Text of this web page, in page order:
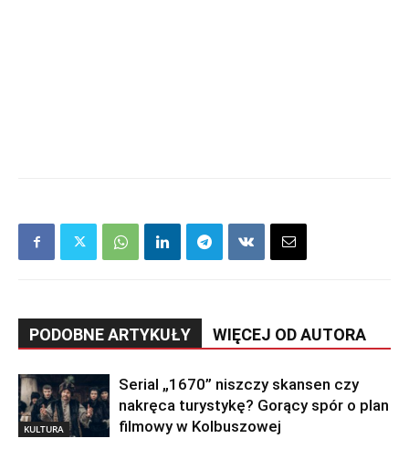
PODOBNE ARTYKUŁY WIĘCEJ OD AUTORA
KULTURA
Serial „1670” niszczy skansen czy
nakręca turystykę? Gorący spór o plan
filmowy w Kolbuszowej